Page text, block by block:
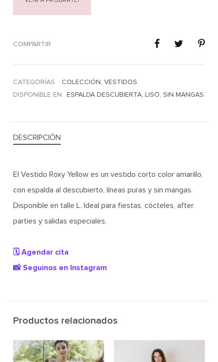
COMPARTIR
CATEGORÍAS COLECCIÓN, VESTIDOS
DISPONIBLE EN
ESPALDA DESCUBIERTA, LISO, SIN MANGAS
DESCRIPCIÓN
El Vestido Roxy Yellow es un vestido corto color amarillo,
con espalda al descubierto, líneas puras y sin mangas.
Disponible en talle L. Ideal para fiestas, cócteles, after
parties y salidas especiales.
🗓️ Agendar cita
📸 Seguinos en Instagram
Productos relacionados